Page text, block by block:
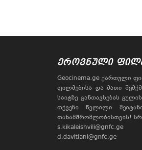
ᲔᲠᲝᲕᲜᲣᲚᲘ
Geocinema.ge ქართული
ფილმებისა და მათი
საიტზე განთავსებას
თქვენი წვლილი
თანამშრომლობისთვის!
s.kikaleishvili@gnfc.ge
d.davitiani@gnfc.ge